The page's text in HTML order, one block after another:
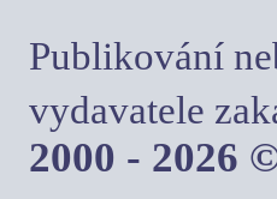
Publikování
vydavatele
2000 - 2026